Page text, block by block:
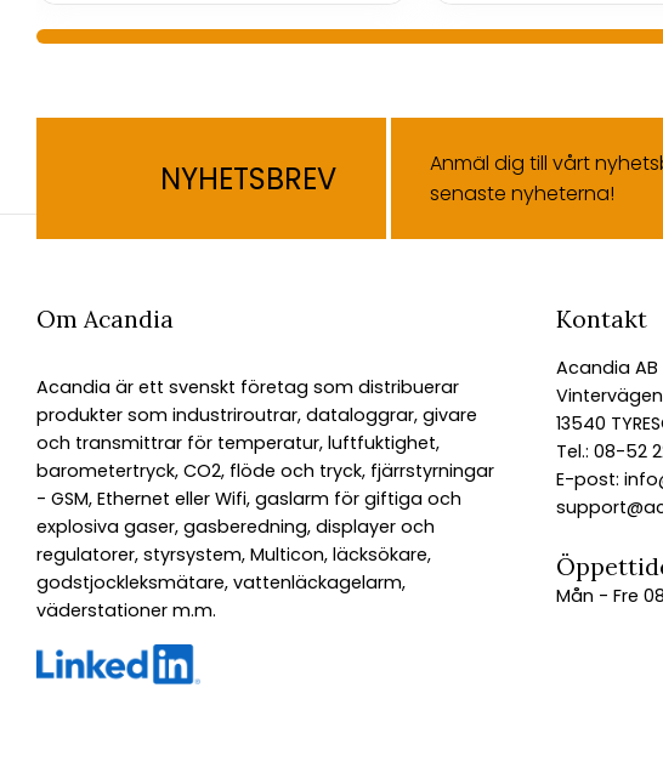
NYHETSBREV
Anmäl dig till vårt
senaste nyheterna!
Om Acandia
Acandia är ett svenskt företag som distribuerar
produkter som industriroutrar, dataloggrar, givare
och transmittrar för temperatur, luftfuktighet,
barometertryck, CO2, flöde och tryck, fjärrstyrningar
- GSM, Ethernet eller Wifi, gaslarm för giftiga och
explosiva gaser, gasberedning, displayer och
regulatorer, styrsystem, Multicon, läcksökare,
godstjockleksmätare, vattenläckagelarm,
väderstationer m.m.
Kontakt
Acandia AB
Vintervägen
13540
Tel.: 08-52
E-post:
Mån - Fre